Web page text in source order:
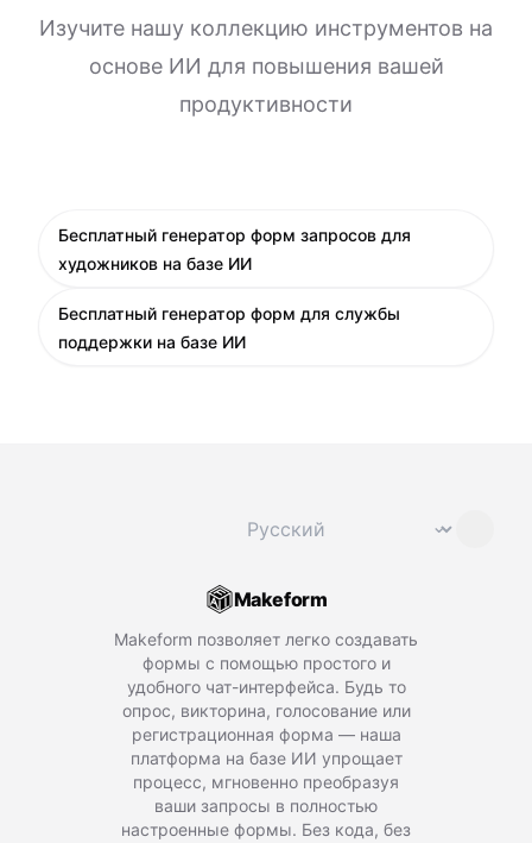
Изучите нашу коллекцию инструментов на
основе ИИ для повышения вашей
продуктивности
Бесплатный генератор форм запросов для
художников на базе ИИ
Бесплатный генератор форм для службы
поддержки на базе ИИ
⌄
Makeform
Makeform позволяет легко создавать
формы с помощью простого и
удобного чат-интерфейса. Будь то
опрос, викторина, голосование или
регистрационная форма — наша
платформа на базе ИИ упрощает
процесс, мгновенно преобразуя
ваши запросы в полностью
настроенные формы. Без кода, без